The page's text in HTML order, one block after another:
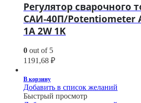
Регулятор сварочного
САИ-40П/Potentiometer
1A 2W 1K
0 out of 5
1191,68 ₽
В корзину
Добавить в список желаний
Быстрый просмотр